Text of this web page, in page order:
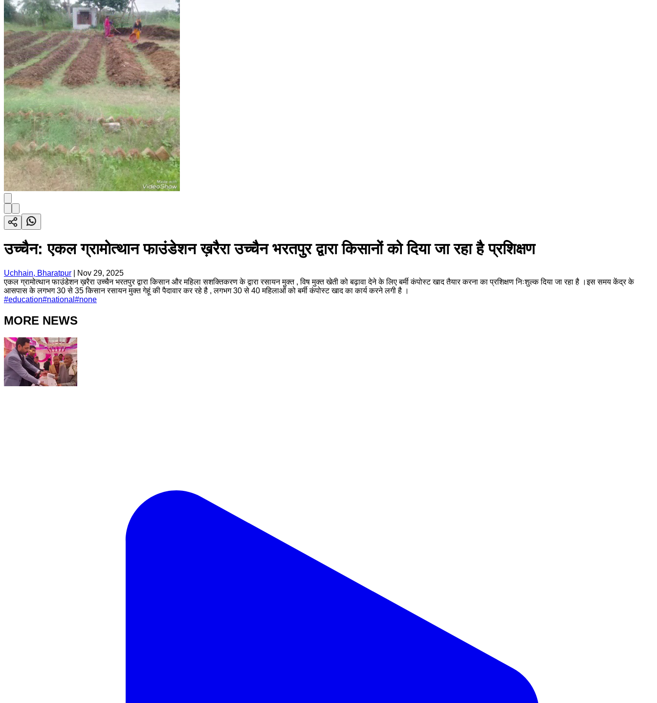
उच्चैन: एकल ग्रामोत्थान फाउंडेशन ख़रैरा उच्चैन भरतपुर द्वारा किसानों को दिया जा रहा है प्रशिक्षण
Uchhain, Bharatpur
Nov 29, 2025
एकल ग्रामोत्थान फाउंडेशन ख़रैरा उच्चैन भरतपुर द्वारा किसान और महिला सशक्तिकरण के द्वारा रसायन मुक्त , विष मुक्त खेती को बढ़ावा देने के लिए बर्मी कंपोस्ट खाद तैयार करना का प्रशिक्षण निःशुल्क दिया जा रहा है ।इस समय केंद्र के
आसपास के लगभग 30 से 35 किसान रसायन मुक्त गेहूं की पैदावार कर रहे है , लगभग 30 से 40 महिलाओं को बर्मी कंपोस्ट खाद का कार्य करने लगी है ।
#education#national #none
MORE NEWS